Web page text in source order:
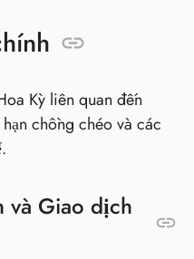
Kỳ liên quan đến
chồng chéo và các
và Giao dịch